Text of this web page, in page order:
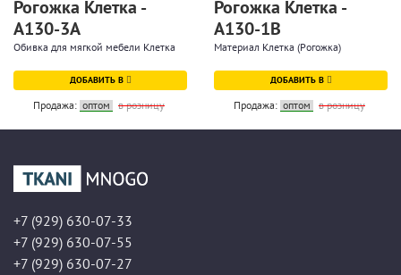
Рогожка Клетка -
A130-3A
Обивка для мягкой мебели Клетка
ДОБАВИТЬ В
Продажа: оптом в розницу
Рогожка Клетка -
A130-1B
Материал Клетка (Рогожка)
ДОБАВИТЬ В
Продажа: оптом в розницу
+7 (929) 630-07-33
+7 (929) 630-07-55
+7 (929) 630-07-27